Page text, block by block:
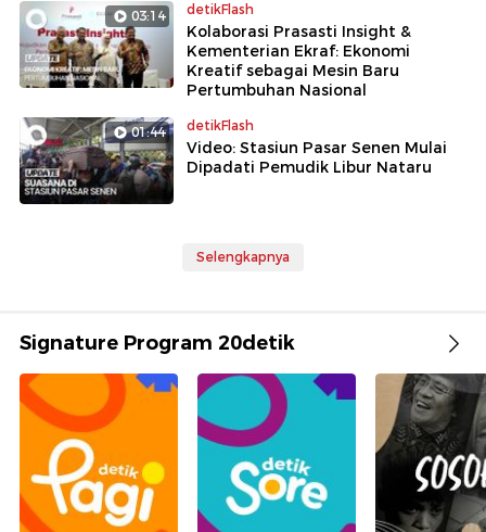
03:14 detikFlash
Kolaborasi Prasasti Insight &
Kementerian Ekraf: Ekonomi
Kreatif sebagai Mesin Baru
Pertumbuhan Nasional
01:44 detikFlash
Video: Stasiun Pasar Senen Mulai
Dipadati Pemudik Libur Nataru
Selengkapnya
Signature Program 20detik